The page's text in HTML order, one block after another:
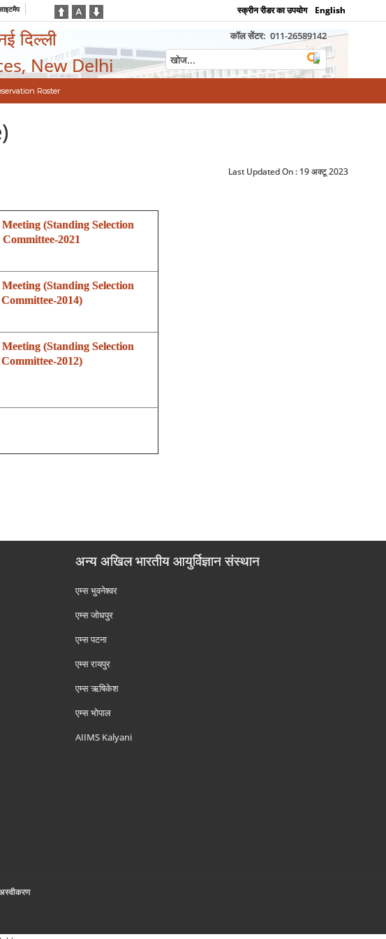
स्क्रीन रीडर का उपयोग English
दिल्ली
New Delhi
कॉल सेंटर: 011-26589142
Roster
Last Updated On : 19 अक्टू 2023
(Standing Selection
Committee-2021
(Standing Selection
Committee-2014)
(Standing Selection
Committee-2012)
अन्य अखिल भारतीय आयुर्विज्ञान संस्थान
एम्‍स भुवनेश्वर
एम्‍स जोधपुर
एम्‍स पटना
एम्‍स रायपुर
एम्‍स ऋषिकेश
एम्‍स भोपाल
AIIMS Kalyani